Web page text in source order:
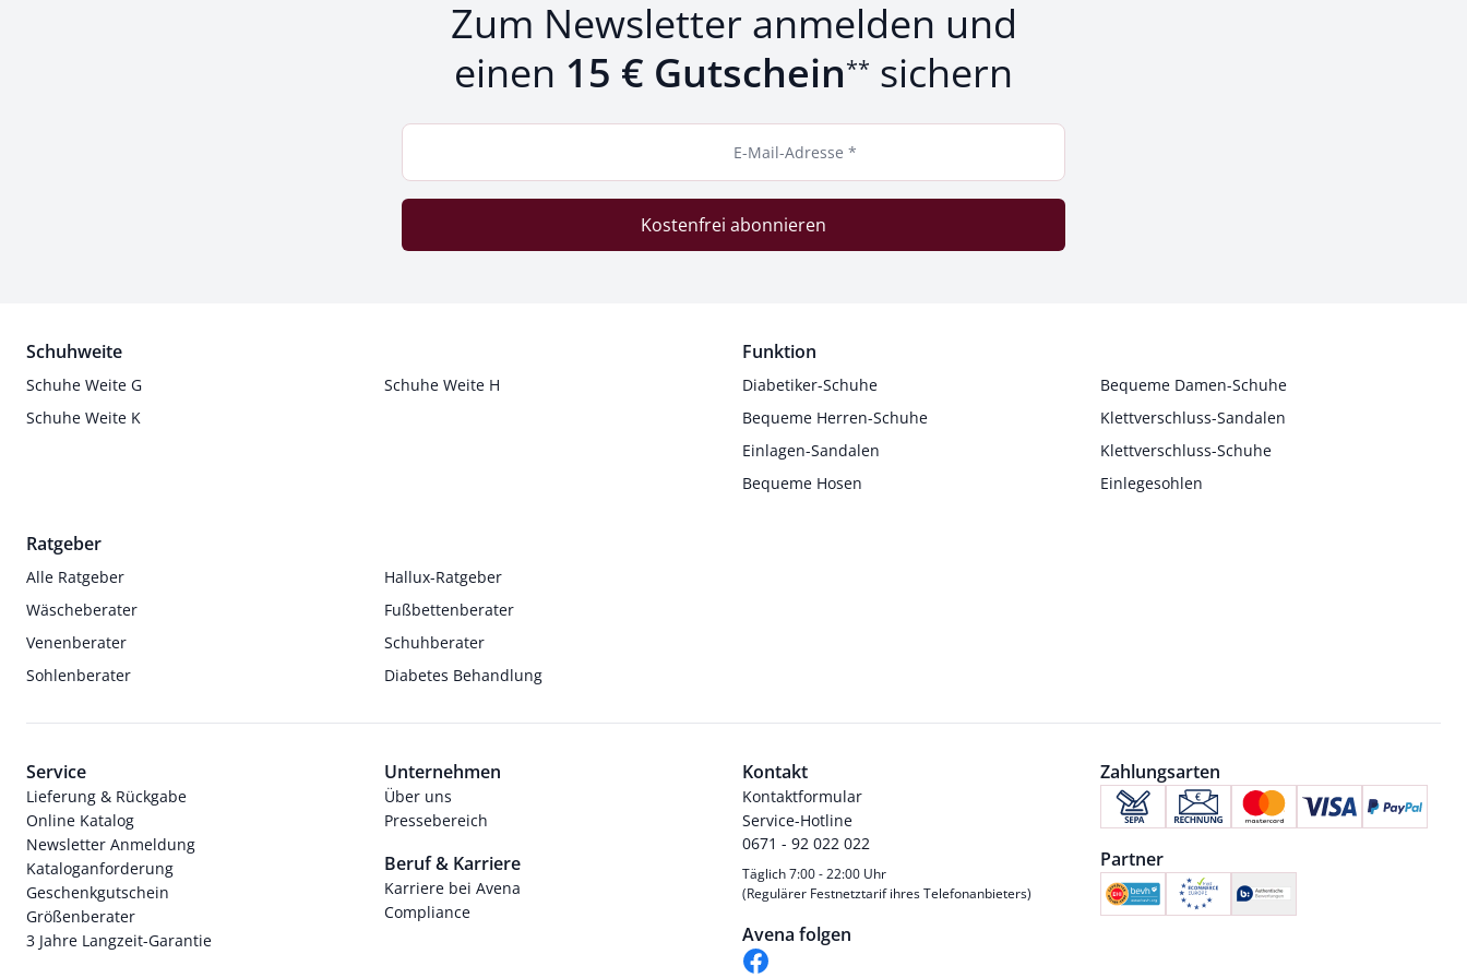
Zum Newsletter anmelden und
einen 15 € Gutschein** sichern
E-Mail-Adresse *
Kostenfrei abonnieren
Schuhweite
Schuhe Weite G
Schuhe Weite H
Schuhe Weite K
Funktion
Diabetiker-Schuhe
Bequeme Damen-Schuhe
Bequeme Herren-Schuhe
Klettverschluss-Sandalen
Einlagen-Sandalen
Klettverschluss-Schuhe
Bequeme Hosen
Einlegesohlen
Ratgeber
Alle Ratgeber
Hallux-Ratgeber
Wäscheberater
Fußbettenberater
Venenberater
Schuhberater
Sohlenberater
Diabetes Behandlung
Service
Lieferung & Rückgabe
Online Katalog
Newsletter Anmeldung
Kataloganforderung
Geschenkgutschein
Größenberater
3 Jahre Langzeit-Garantie
Unternehmen
Über uns
Pressebereich
Beruf & Karriere
Karriere bei Avena
Compliance
Kontakt
Kontaktformular
Service-Hotline
0671 - 92 022 022
Täglich 7:00 - 22:00 Uhr
(Regulärer Festnetztarif ihres Telefonanbieters)
Avena folgen
Zahlungsarten
Partner